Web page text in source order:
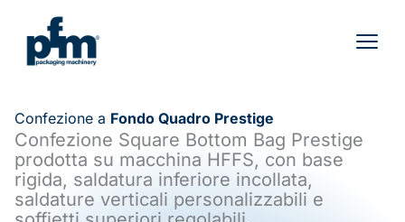
contenuto
Confezione a Fondo Quadro Prestige
Confezione Square Bottom Bag Prestige
prodotta su macchina HFFS, con base
rigida, saldatura inferiore incollata,
saldature verticali personalizzabili e